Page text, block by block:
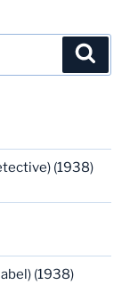
(1938)
(1938)